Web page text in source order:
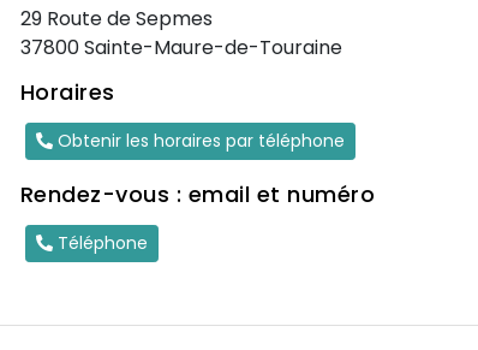
29 Route de Sepmes
37800 Sainte-Maure-de-Touraine
Horaires
Obtenir les horaires par téléphone
Rendez-vous : email et numéro
Téléphone